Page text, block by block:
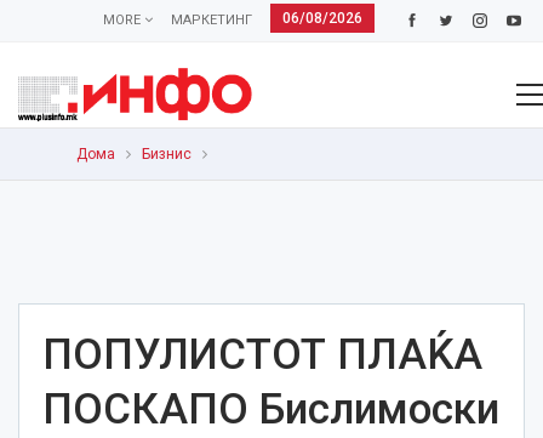
06/08/2026
МАРКЕТИНГ
MORE
Дома Бизнис
ПОПУЛИСТОТ ПЛАЌА
ПОСКАПО Бислимоски